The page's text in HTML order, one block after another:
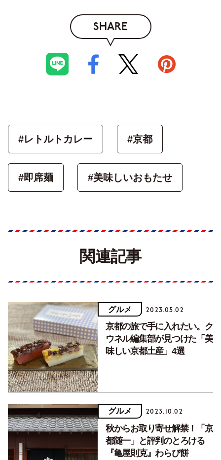
SHARE
#レトルトカレー #京都
#即席麺 #美味しいおもたせ
関連記事
グルメ 2023.05.02
京都の旅で手に入れたい。ク
ウネル編集部が見つけた「美
味しい京都土産」4選
グルメ 2023.10.02
秋からお取り寄せ解禁！「京
都随一」と評判のとろける
『亀屋則克』わらび餅